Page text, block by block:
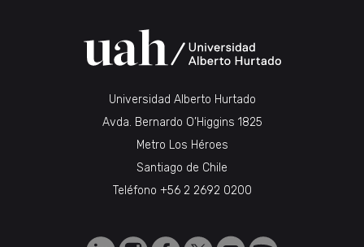
Universidad Alberto Hurtado
Avda. Bernardo O’Higgins 1825
Metro Los Héroes
Santiago de Chile
Teléfono +56 2 2692 0200